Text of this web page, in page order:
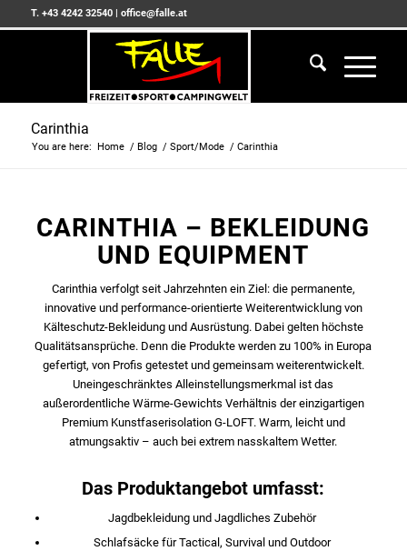
T. +43 4242 32540| office@falle.at
Carinthia
You are here: Home / Blog / Sport/Mode / Carinthia
CARINTHIA – BEKLEIDUNG
UND EQUIPMENT
Carinthia verfolgt seit Jahrzehnten ein Ziel: die permanente,
innovative und performance-orientierte Weiterentwicklung von
Kälteschutz-Bekleidung und Ausrüstung. Dabei gelten höchste
Qualitätsansprüche. Denn die Produkte werden zu 100% in Europa
gefertigt, von Profis getestet und gemeinsam weiterentwickelt.
Uneingeschränktes Alleinstellungsmerkmal ist das
außerordentliche Wärme-Gewichts Verhältnis der einzigartigen
Premium Kunstfaserisolation G-LOFT. Warm, leicht und
atmungsaktiv – auch bei extrem nasskaltem Wetter.
Das Produktangebot umfasst:
Jagdbekleidung und Jagdliches Zubehör
Schlafsäcke für Tactical, Survival und Outdoor